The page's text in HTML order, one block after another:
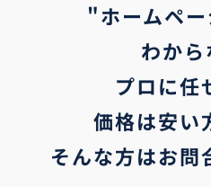
"ホームペ
わか
プロに任
価格は安い
そんな方はお問